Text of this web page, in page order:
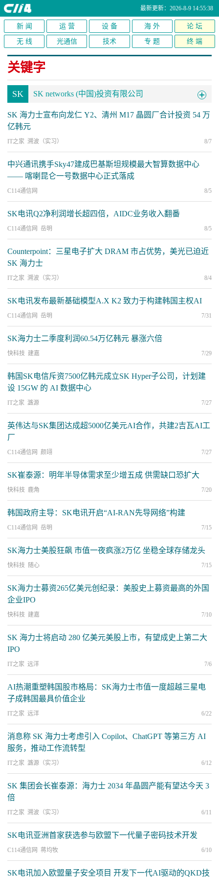
最新更新：2026-8-9 14:55:38
新 闻 运 营 设 备 海 外 论 坛
无 线 光通信 技术 专 题 终 端
关键字
SK SK networks (中国)投资有限公司
SK 海力士宣布向龙仁 Y2、清州 M17 晶圆厂合计投资 54 万
亿韩元
IT之家 溯波（实习） 8/7
中兴通讯携手Sky47建成巴基斯坦规模最大智算数据中心
—— 喀喇昆仑一号数据中心正式落成
C114通信网 8/5
SK电讯Q2净利润增长超四倍，AIDC业务收入翻番
C114通信网 岳明 8/5
Counterpoint：三星电子扩大 DRAM 市占优势，美光已迫近
SK 海力士
IT之家 溯波（实习） 8/4
SK电讯发布最新基础模型A.X K2 致力于构建韩国主权AI
C114通信网 岳明 7/31
SK海力士二季度利润60.54万亿韩元 暴涨六倍
快科技 建嘉 7/29
韩国SK电信斥资7500亿韩元成立SK Hyper子公司，计划建
设 15GW 的 AI 数据中心
IT之家 潞源 7/27
英伟达与SK集团达成超5000亿美元AI合作，共建2吉瓦AI工
厂
C114通信网 颜翊 7/27
SK崔泰源：明年半导体需求至少增五成 供需缺口恐扩大
快科技 鹿角 7/20
韩国政府主导：SK电讯开启“AI-RAN先导网络”构建
C114通信网 岳明 7/15
SK海力士美股狂飙 市值一夜疯涨2万亿 坐稳全球存储龙头
快科技 随心 7/15
SK海力士募资265亿美元创纪录：美股史上募资最高的外国
企业IPO
快科技 建嘉 7/10
SK 海力士将启动 280 亿美元美股上市，有望成史上第二大
IPO
IT之家 远洋 7/6
AI热潮重塑韩国股市格局：SK海力士市值一度超越三星电
子成韩国最具价值企业
IT之家 远洋 6/22
消息称 SK 海力士考虑引入 Copilot、ChatGPT 等第三方 AI
服务，推动工作流转型
IT之家 潞源（实习） 6/12
SK 集团会长崔泰源：海力士 2034 年晶圆产能有望达今天 3
倍
IT之家 溯波（实习） 6/11
SK电讯亚洲首家获选参与欧盟下一代量子密码技术开发
C114通信网 蒋均牧 6/10
SK电讯加入欧盟量子安全项目 开发下一代AI驱动的QKD技